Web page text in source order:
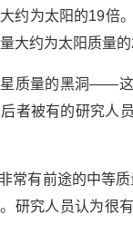
约为太阳的19倍
大约为太阳质量的
质量的黑洞——
者被有的研究人
常有前途的中等
研究人员认为很